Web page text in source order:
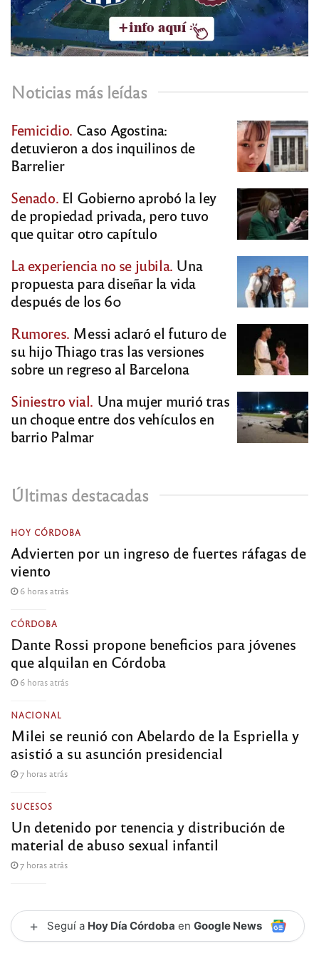
Noticias más leídas
Femicidio. Caso Agostina:
detuvieron a dos inquilinos de
Barrelier
Senado. El Gobierno aprobó la ley
de propiedad privada, pero tuvo
que quitar otro capítulo
La experiencia no se jubila. Una
propuesta para diseñar la vida
después de los 60
Rumores. Messi aclaró el futuro de
su hijo Thiago tras las versiones
sobre un regreso al Barcelona
Siniestro vial. Una mujer murió tras
un choque entre dos vehículos en
barrio Palmar
Últimas destacadas
HOY CÓRDOBA
Advierten por un ingreso de fuertes ráfagas de
viento
6 horas atrás
CÓRDOBA
Dante Rossi propone beneficios para jóvenes
que alquilan en Córdoba
6 horas atrás
NACIONAL
Milei se reunió con Abelardo de la Espriella y
asistió a su asunción presidencial
7 horas atrás
SUCESOS
Un detenido por tenencia y distribución de
material de abuso sexual infantil
7 horas atrás
+ Seguí a Hoy Día Córdoba en Google News